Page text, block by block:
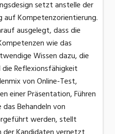
setzt anstelle der
auf Kompetenzorientierung.
ausgelegt, dass die
wie das
Wissen dazu, die
Reflexionsfähigkeit
von Online-Test,
einer Präsentation, Führen
Behandeln von
werden, stellt